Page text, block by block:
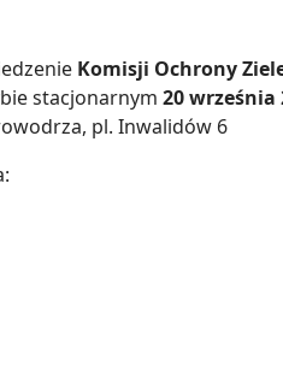
Komisji Ochrony
stacjonarnym 20 września
pl. Inwalidów 6